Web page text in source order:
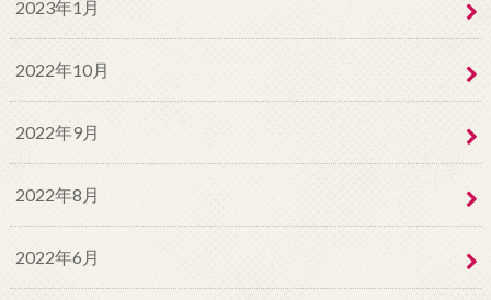
2023年1月
2022年10月
2022年9月
2022年8月
2022年6月